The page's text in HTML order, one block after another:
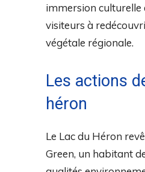
immersion culturelle
visiteurs à
végétale régionale.
Les actions
héron
Le Lac du Héron
Green, un habitant